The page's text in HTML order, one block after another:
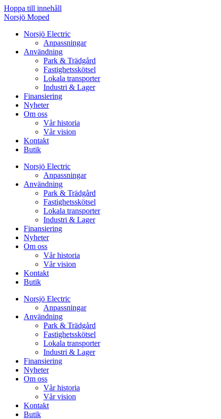
Hoppa till innehåll
Norsjö Moped
Norsjö Electric
Anpassningar
Användning
Park & Trädgård
Fastighetsskötsel
Lokala transporter
Industri & Lager
Finansiering
Nyheter
Om oss
Vår historia
Vår vision
Kontakt
Butik
Norsjö Electric
Anpassningar
Användning
Park & Trädgård
Fastighetsskötsel
Lokala transporter
Industri & Lager
Finansiering
Nyheter
Om oss
Vår historia
Vår vision
Kontakt
Butik
Norsjö Electric
Anpassningar
Användning
Park & Trädgård
Fastighetsskötsel
Lokala transporter
Industri & Lager
Finansiering
Nyheter
Om oss
Vår historia
Vår vision
Kontakt
Butik